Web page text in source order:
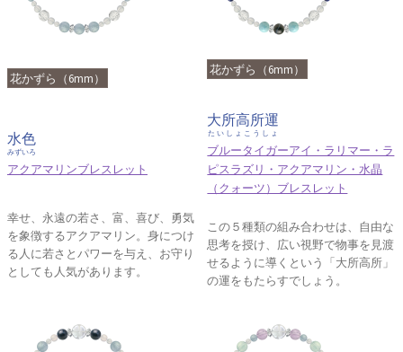
花かずら（6mm）
水色
みずいろ
アクアマリンブレスレット
幸せ、永遠の若さ、富、喜び、勇気
を象徴するアクアマリン。身につけ
る人に若さとパワーを与え、お守り
としても人気があります。
花かずら（6mm）
大所高所運
たいしょこうしょ
ブルータイガーアイ・ラリマー・ラ
ピスラズリ・アクアマリン・水晶
（クォーツ）ブレスレット
この５種類の組み合わせは、自由な
思考を授け、広い視野で物事を見渡
せるように導くという「大所高所」
の運をもたらすでしょう。